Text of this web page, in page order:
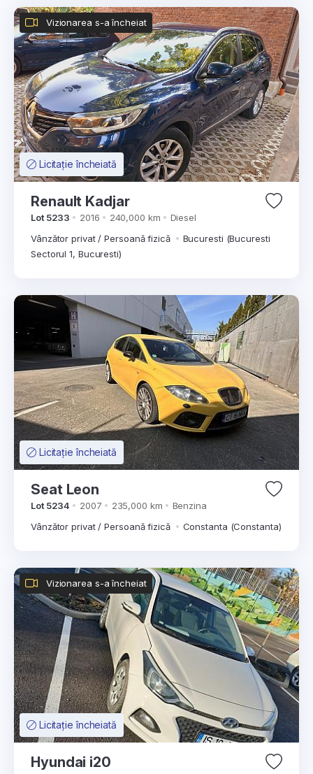
Licitație încheiată
Vizionarea s-a încheiat
Renault Kadjar
Lot 5233 2016 240,000 km
Diesel
Vânzător privat / Persoană fizică
Bucuresti (Bucuresti
Sectorul 1, Bucuresti)
Licitație încheiată
Seat Leon
Lot 5234 2007 235,000 km
Benzina
Vânzător privat / Persoană fizică
Constanta (Constanta)
Licitație încheiată
Vizionarea s-a încheiat
Hyundai i20